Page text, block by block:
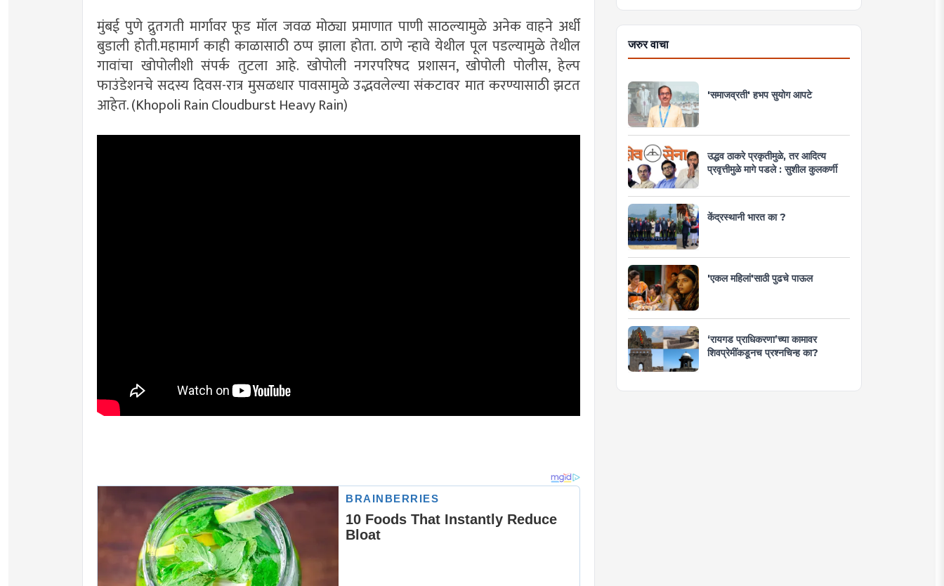
मुंबई पुणे द्रुतगती मार्गावर फूड मॉल जवळ मोठ्या प्रमाणात पाणी साठल्यामुळे अनेक वाहने अर्धी
बुडाली होती.महामार्ग काही काळासाठी ठप्प झाला होता. ठाणे न्हावे येथील पूल पडल्यामुळे तेथील
गावांचा खोपोलीशी संपर्क तुटला आहे. खोपोली नगरपरिषद प्रशासन, खोपोली पोलीस, हेल्प
फाउंडेशनचे सदस्य दिवस-रात्र मुसळधार पावसामुळे उद्भवलेल्या संकटावर मात करण्यासाठी झटत
आहेत. (Khopoli Rain Cloudburst Heavy Rain)
जरुर वाचा
'समाजव्रती' हभप सुयोग आपटे
उद्धव ठाकरे प्रकृतीमुळे, तर आदित्य
प्रवृत्तीमुळे मागे पडले : सुशील कुलकर्णी
केंद्रस्थानी भारत का ?
'एकल महिलां'साठी पुढचे पाऊल
‘रायगड प्राधिकरणा’च्या कामावर
शिवप्रेमींकडूनच प्रश्नचिन्ह का?